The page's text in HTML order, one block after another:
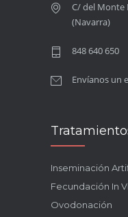
C/ del Monte
(Navarra)
848 640 650
Envíanos un
Inseminación
Fecundación In
Ovodonación